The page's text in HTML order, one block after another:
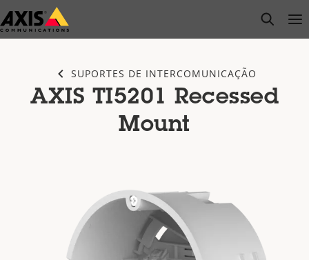
Pular
para
open
SUPORTES DE INTERCOMUNICAÇÃO
AXIS TI5201 Recessed
Mount